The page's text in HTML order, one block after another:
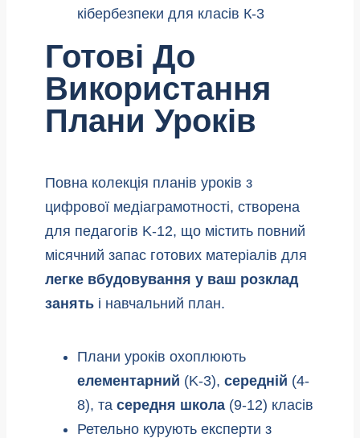
Готові До
Використання
Плани Уроків
Повна колекція планів уроків з
цифрової медіаграмотності, створена
для педагогів K-12, що містить повний
місячний запас готових матеріалів для
легке вбудовування у ваш розклад
занять і навчальний план.
Плани уроків охоплюють
елементарний (K-3), середній (4-
8), та середня школа (9-12) класів
Ретельно курують експерти з